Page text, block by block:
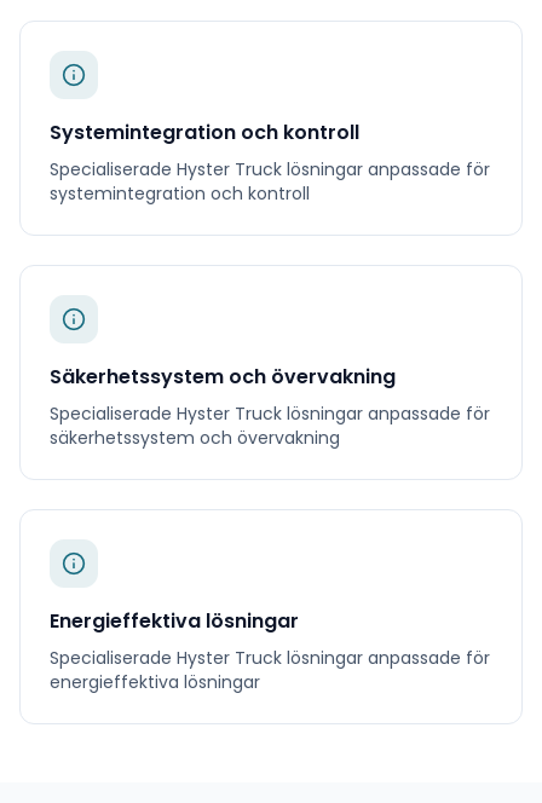
Systemintegration och kontroll
Specialiserade Hyster Truck lösningar anpassade för
systemintegration och kontroll
Säkerhetssystem och övervakning
Specialiserade Hyster Truck lösningar anpassade för
säkerhetssystem och övervakning
Energieffektiva lösningar
Specialiserade Hyster Truck lösningar anpassade för
energieffektiva lösningar